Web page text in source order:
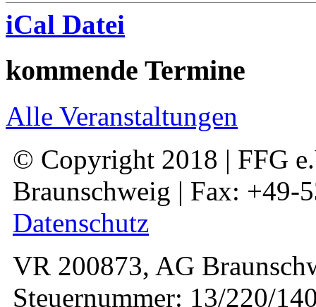
iCal Datei
kommende Termine
Alle Veranstaltungen
© Copyright 2018 | FFG
Braunschweig | Fax: +49-
Datenschutz
VR 200873, AG
Steuernummer: 13/220/